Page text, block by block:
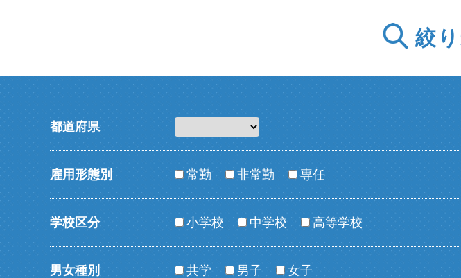
絞
都道府県
雇用形態別 常勤 非常勤 専任
学校区分 小学校 中学校 高等学校
男女種別 共学 男子 女子